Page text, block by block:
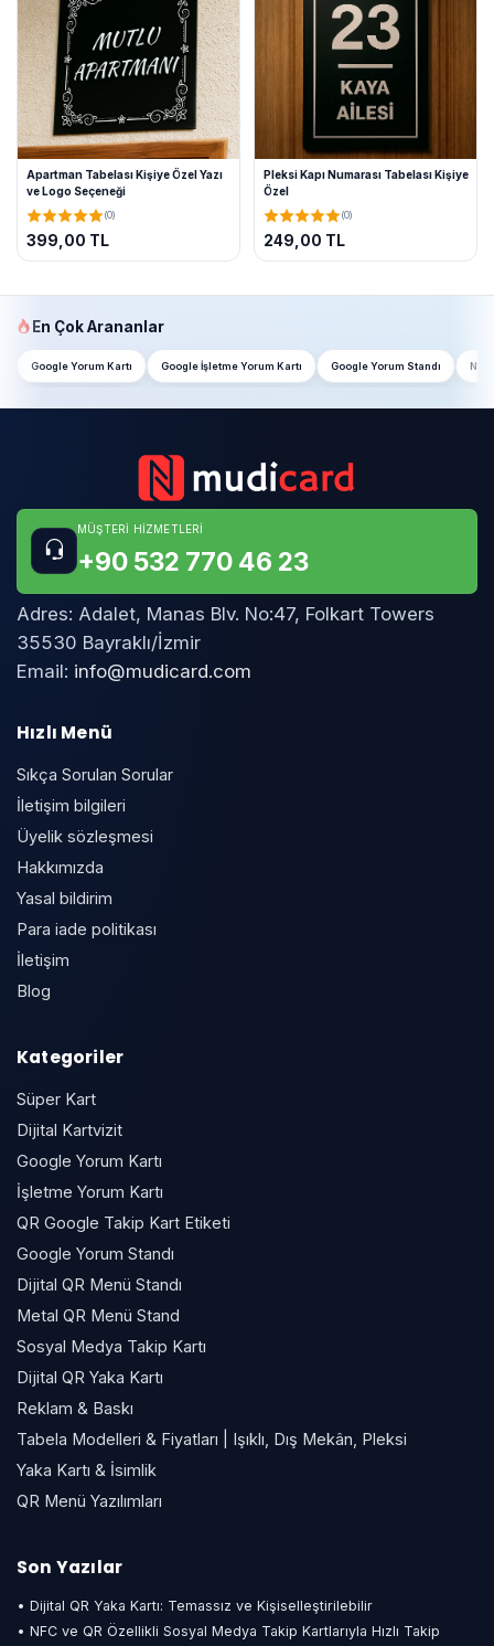
Apartman Tabelası Kişiye Özel Yazı
ve Logo Seçeneği
(0)
399,00 TL
Pleksi Kapı Numarası Tabelası Kişiye
Özel
(0)
249,00 TL
En Çok Arananlar
Google Yorum Kartı Google İşletme Yorum Kartı Google Yorum Standı
MÜŞTERI HIZMETLERI
+90 532 770 46 23
Adres: Adalet, Manas Blv. No:47, Folkart Towers
35530 Bayraklı/İzmir
Email: info@mudicard.com
Hızlı Menü
Sıkça Sorulan Sorular
İletişim bilgileri
Üyelik sözleşmesi
Hakkımızda
Yasal bildirim
Para iade politikası
İletişim
Blog
Kategoriler
Süper Kart
Dijital Kartvizit
Google Yorum Kartı
İşletme Yorum Kartı
QR Google Takip Kart Etiketi
Google Yorum Standı
Dijital QR Menü Standı
Metal QR Menü Stand
Sosyal Medya Takip Kartı
Dijital QR Yaka Kartı
Reklam & Baskı
Tabela Modelleri & Fiyatları | Işıklı, Dış Mekân, Pleksi
Yaka Kartı & İsimlik
QR Menü Yazılımları
Son Yazılar
• Dijital QR Yaka Kartı: Temassız ve Kişiselleştirilebilir
• NFC ve QR Özellikli Sosyal Medya Takip Kartlarıyla Hızlı Takip